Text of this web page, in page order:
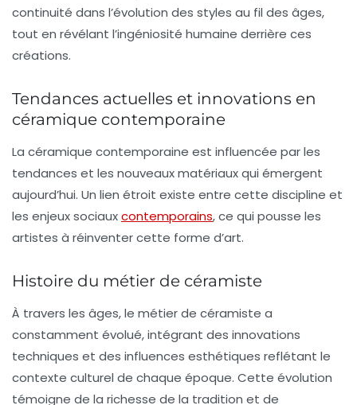
continuité dans l’évolution des styles au fil des âges,
tout en révélant l’ingéniosité humaine derrière ces
créations.
Tendances actuelles et innovations en
céramique contemporaine
La céramique contemporaine est influencée par les
tendances et les nouveaux matériauxqui émergent
aujourd’hui. Un lien étroit existe entre cette discipline et
les enjeux sociauxcontemporains, ce qui pousse les
artistes à réinventer cette forme d’art.
Histoire du métier de céramiste
À travers les âges, le métier de céramiste a
constamment évolué, intégrant des innovations
techniques et des influences esthétiques reflétant le
contexte culturel de chaque époque. Cette évolution
témoigne de la richesse de la tradition et de